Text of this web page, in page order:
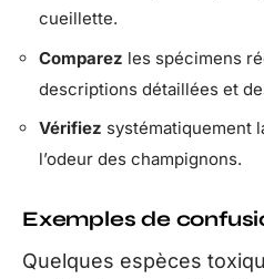
cueillette.
Comparez les spécimens
descriptions détaillées et
Vérifiez systématiquement
l’odeur des champignons.
Exemples de
Quelques espèces